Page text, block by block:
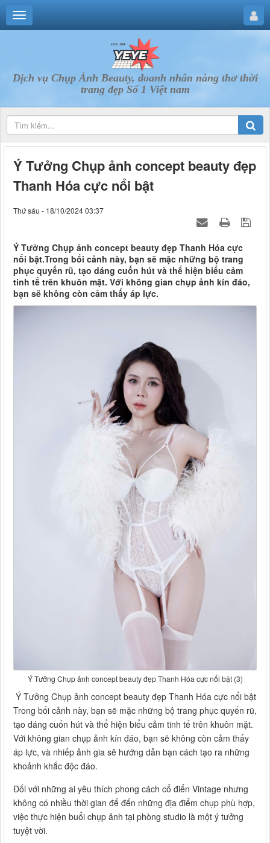
Dịch vụ Chụp Ảnh Beauty, doanh nhân nàng thơ thời
trang đẹp Số 1 Việt nam
Ý Tưởng Chụp ảnh concept beauty đẹp
Thanh Hóa cực nổi bật
Thứ sáu - 18/10/2024 03:37
Ý Tưởng Chụp ảnh concept beauty đẹp Thanh Hóa cực
nổi bật.Trong bối cảnh này, bạn sẽ mặc những bộ trang
phục quyến rũ, tạo dáng cuốn hút và thể hiện biểu cảm
tinh tế trên khuôn mặt. Với không gian chụp ảnh kín đáo,
bạn sẽ không còn cảm thấy áp lực.
Ý Tưởng Chụp ảnh concept beauty đẹp Thanh Hóa cực nổi bật (3)
Ý Tưởng Chụp ảnh concept beauty đẹp Thanh Hóa cực nổi bật
Trong bối cảnh này, bạn sẽ mặc những bộ trang phục quyến rũ,
tạo dáng cuốn hút và thể hiện biểu cảm tinh tế trên khuôn mặt.
Với không gian chụp ảnh kín đáo, bạn sẽ không còn cảm thấy
áp lực, và nhiếp ảnh gia sẽ hướng dẫn bạn cách tạo ra những
khoảnh khắc độc đáo.
Đối với những ai yêu thích phong cách cổ điển Vintage nhưng
không có nhiều thời gian để đến những địa điểm chụp phù hợp,
việc thực hiện buổi chụp ảnh tại phòng studio là một ý tưởng
tuyệt vời.